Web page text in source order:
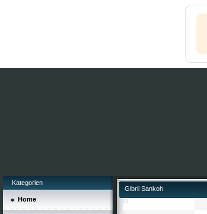
Kategorien
Home
Gibril Sankoh